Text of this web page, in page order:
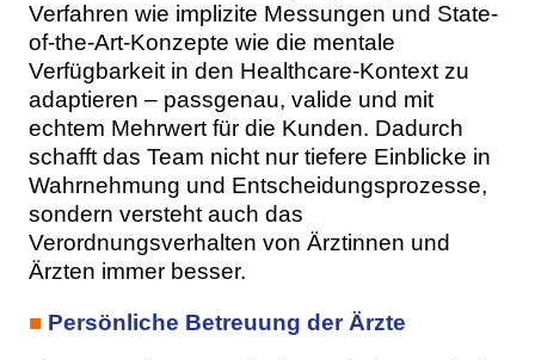
Verfahren wie implizite Messungen und State-
of-the-Art-Konzepte wie die mentale
Verfügbarkeit in den Healthcare-Kontext zu
adaptieren – passgenau, valide und mit
echtem Mehrwert für die Kunden. Dadurch
schafft das Team nicht nur tiefere Einblicke in
Wahrnehmung und Entscheidungsprozesse,
sondern versteht auch das
Verordnungsverhalten von Ärztinnen und
Ärzten immer besser.
■ Persönliche Betreuung der Ärzte